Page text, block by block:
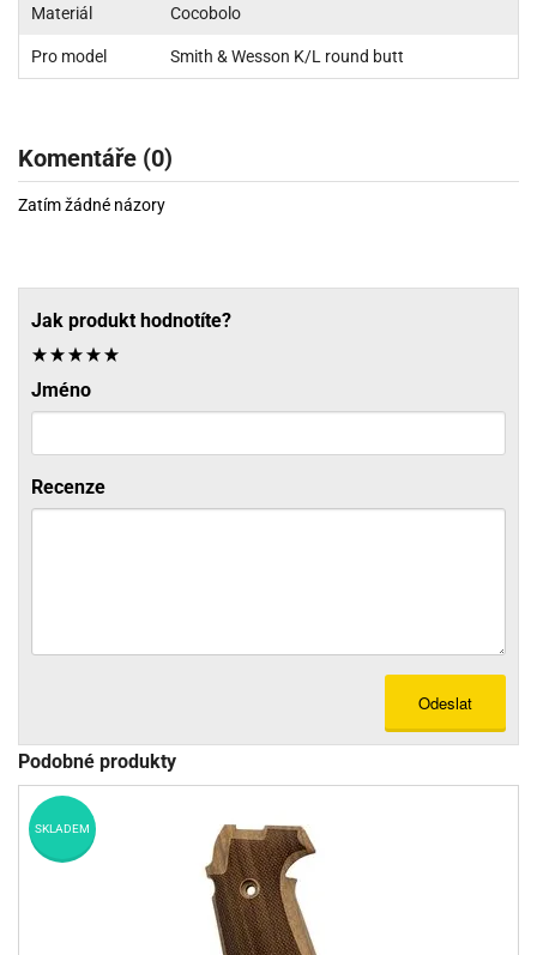
Materiál Cocobolo
Pro model Smith & Wesson K/L round butt
Komentáře (0)
Zatím žádné názory
Jak produkt hodnotíte?
Jméno
Recenze
Odeslat
Podobné produkty
SKLADEM